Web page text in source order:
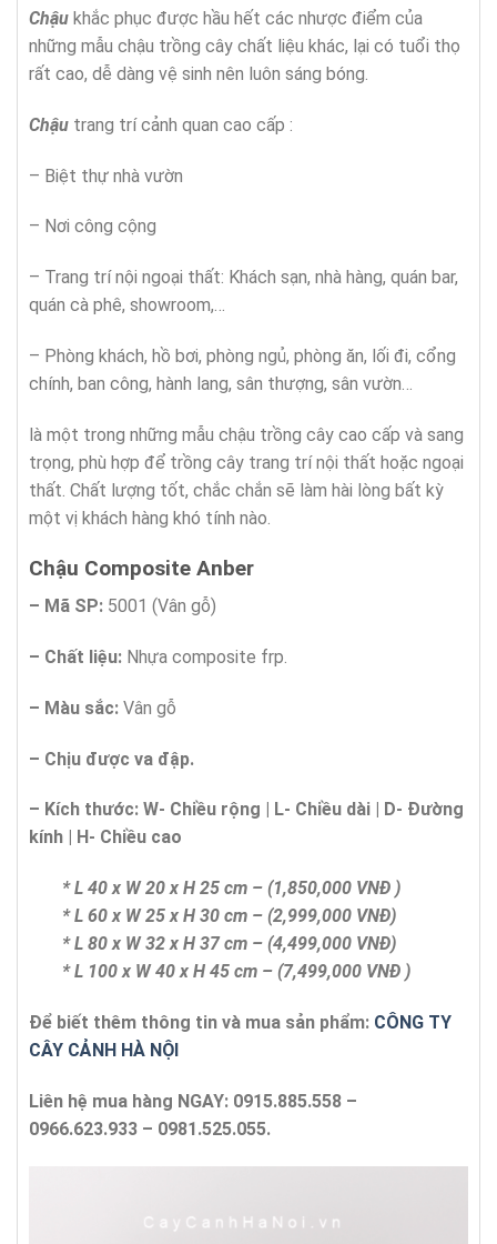
Chậu khắc phục được hầu hết các nhược điểm của
những mẫu chậu trồng cây chất liệu khác, lại có tuổi thọ
rất cao, dễ dàng vệ sinh nên luôn sáng bóng.
Chậu trang trí cảnh quan cao cấp :
– Biệt thự nhà vườn
– Nơi công cộng
– Trang trí nội ngoại thất: Khách sạn, nhà hàng, quán bar,
quán cà phê, showroom,…
– Phòng khách, hồ bơi, phòng ngủ, phòng ăn, lối đi, cổng
chính, ban công, hành lang, sân thượng, sân vườn…
là một trong những mẫu chậu trồng cây cao cấp và sang
trọng, phù hợp để trồng cây trang trí nội thất hoặc ngoại
thất. Chất lượng tốt, chắc chắn sẽ làm hài lòng bất kỳ
một vị khách hàng khó tính nào.
Chậu Composite Anber
– Mã SP: 5001 (Vân gỗ)
– Chất liệu: Nhựa composite frp.
– Màu sắc: Vân gỗ
– Chịu được va đập.
– Kích thước: W- Chiều rộng | L- Chiều d ài | D- Đường
kính | H- Chiều cao
* L 40 x W 20 x H 25 cm – (1,850,000 VNĐ )
* L 60 x W 25 x H 30 cm – (2,999,000 VNĐ)
* L 80 x W 32 x H 37 cm – (4,499,000 VNĐ)
* L 100 x W 40 x H 45 cm – (7,499,000 VNĐ )
Để biết thêm thông tin và mua sản phẩm: CÔNG TY
CÂY CẢNH HÀ NỘI
Liên hệ mua hàng NGAY: 0915.885.558 –
0966.623.933 – 0981.525.055.